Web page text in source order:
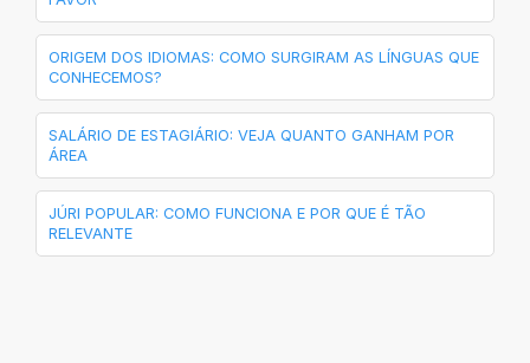
ORIGEM DOS IDIOMAS: COMO SURGIRAM AS LÍNGUAS QUE
CONHECEMOS?
SALÁRIO DE ESTAGIÁRIO: VEJA QUANTO GANHAM POR
ÁREA
JÚRI POPULAR: COMO FUNCIONA E POR QUE É TÃO
RELEVANTE